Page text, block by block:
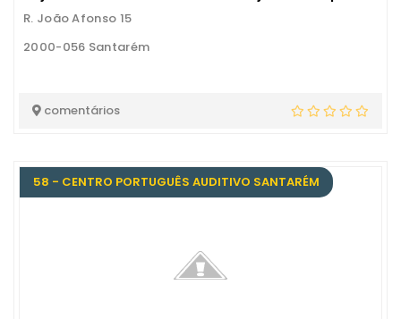
R. João Afonso 15
2000-056 Santarém
comentários
58 - CENTRO PORTUGUÊS AUDITIVO SANTARÉM